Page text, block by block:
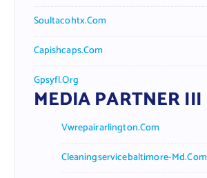
Soultacohtx.com
Capishcaps.com
Gpsyfl.org
MEDIA PARTNER III
Vwrepairarlington.com
Cleaningservicebaltimore-Md.com